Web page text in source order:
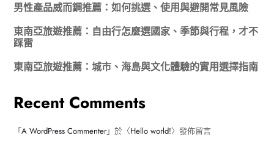
男性產品威而鋼推薦：如何挑選、使用與避開常見風險
東南亞旅遊推薦：自由行怎麼選國家、季節與行程，才不
踩雷
東南亞旅遊推薦：城市、海島與文化體驗的實用選擇指南
Recent Comments
「A WordPress Commenter」於〈Hello world!〉發佈留言